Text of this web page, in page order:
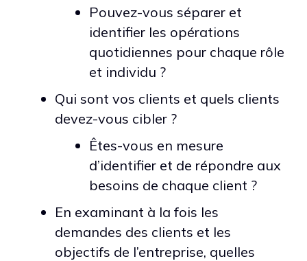
Pouvez-vous séparer et
identifier les opérations
quotidiennes pour chaque rôle
et individu ?
Qui sont vos clients et quels clients
devez-vous cibler ?
Êtes-vous en mesure
d’identifier et de répondre aux
besoins de chaque client ?
En examinant à la fois les
demandes des clients et les
objectifs de l’entreprise, quelles